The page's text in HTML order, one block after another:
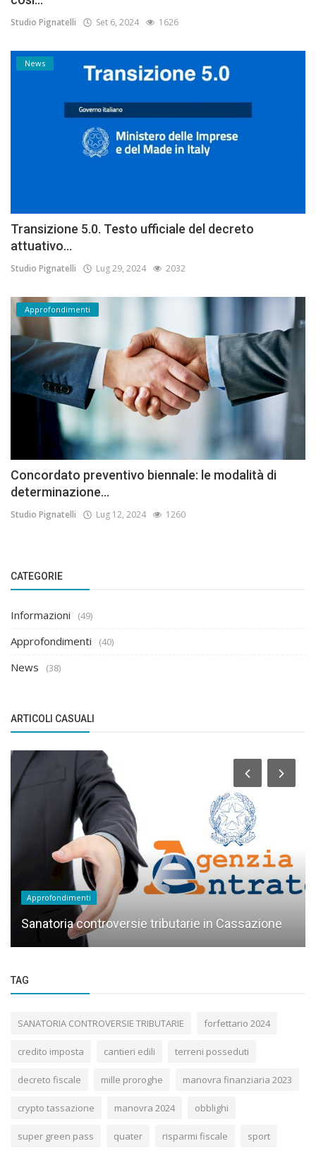
Studio Pignatelli Set 6, 2024 1626
News
Transizione 5.0. Testo ufficiale del decreto
attuativo...
Studio Pignatelli Lug 29, 2024 2032
Approfondimenti
Concordato preventivo biennale: le modalità di
determinazione...
Studio Pignatelli Lug 12, 2024 1260
CATEGORIE
Informazioni (49)
Approfondimenti (40)
News (38)
ARTICOLI CASUALI
Approfondimenti
Sanatoria controversie tributarie in Cassazione
TAG
SANATORIA CONTROVERSIE TRIBUTARIE forfettario 2024
credito imposta cantieri edili terreni posseduti
decreto fiscale mille proroghe manovra finanziaria 2023
crypto tassazione manovra 2024 obblighi
super green pass quater risparmi fiscale sport